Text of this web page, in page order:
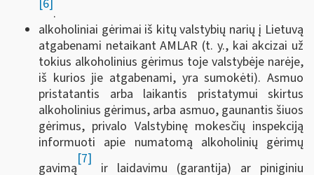
[6]
.
alkoholiniai gėrimai iš kitų valstybių narių į Lietuvą
atgabenami netaikant AMLAR (t. y., kai akcizai už
tokius alkoholinius gėrimus toje valstybėje narėje,
iš kurios jie atgabenami, yra sumokėti). Asmuo
pristatantis arba laikantis pristatymui skirtus
alkoholinius gėrimus, arba asmuo, gaunantis šiuos
gėrimus, privalo Valstybinę mokesčių inspekciją
informuoti apie numatomą alkoholinių gėrimų
gavimą
[7]
ir laidavimu (garantija) ar piniginiu